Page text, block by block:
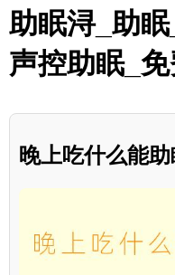
助眠浔_助眠
声控助眠_
晚上吃什么能助